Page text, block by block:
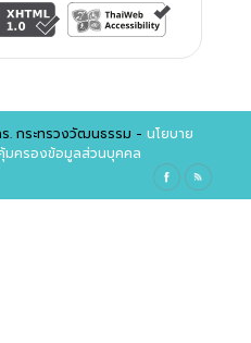
. กระทรวงวัฒนธรรม - นโยบาย
มครองข้อมูลส่วนบุคคล